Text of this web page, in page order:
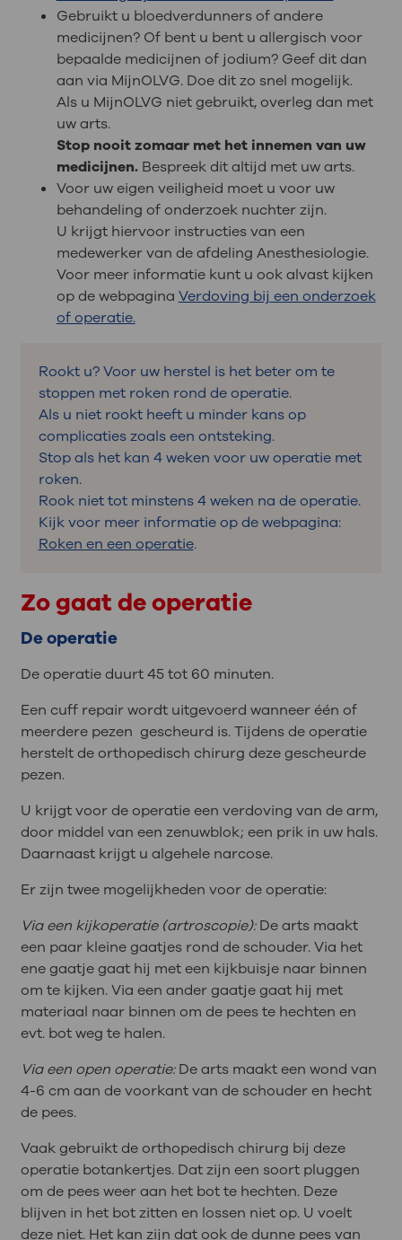
Gebruikt u bloedverdunners of andere
medicijnen? Of bent u bent u allergisch voor
bepaalde medicijnen of jodium? Geef dit dan
aan via MijnOLVG. Doe dit zo snel mogelijk.
Als u MijnOLVG niet gebruikt, overleg dan met
uw arts.
Stop nooit zomaar met het innemen van uw
medicijnen.Bespreek dit altijd met uw arts.
Voor uw eigen veiligheid moet u voor uw
behandeling of onderzoek nuchter zijn.
U krijgt hiervoor instructies van een
medewerker van de afdeling Anesthesiologie.
Voor meer informatie kunt u ook alvast kijken
op de webpagina Verdoving bij een onderzoek
of operatie.
Rookt u? Voor uw herstel is het beter om te
stoppen met roken rond de operatie.
Als u niet rookt heeft u minder kans op
complicaties zoals een ontsteking.
Stop als het kan 4 weken voor uw operatie met
roken.
Rook niet tot minstens 4 weken na de operatie.
Kijk voor meer informatie op de webpagina:
Roken en een operatie.
Zo gaat de operatie
De operatie
De operatie duurt 45 tot 60 minuten.
Een cuff repair wordt uitgevoerd wanneer één of
meerdere pezen gescheurd is. Tijdens de operatie
herstelt de orthopedisch chirurg deze gescheurde
pezen.
U krijgt voor de operatie een verdoving van de arm,
door middel van een zenuwblok; een prik in uw hals.
Daarnaast krijgt u algehele narcose.
Er zijn twee mogelijkheden voor de operatie:
Via een kijkoperatie (artroscopie):De arts maakt
een paar kleine gaatjes rond de schouder. Via het
ene gaatje gaat hij met een kijkbuisje naar binnen
om te kijken. Via een ander gaatje gaat hij met
materiaal naar binnen om de pees te hechten en
evt. bot weg te halen.
Via een open operatie:De arts maakt een wond van
4-6 cm aan de voorkant van de schouder en hecht
de pees.
Vaak gebruikt de orthopedisch chirurg bij deze
operatie botankertjes. Dat zijn een soort pluggen
om de pees weer aan het bot te hechten. Deze
blijven in het bot zitten en lossen niet op. U voelt
deze niet. Het kan zijn dat ook de dunne pees van